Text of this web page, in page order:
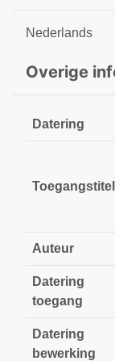
Nederlands
Overige
Datering
Toegangstitel
Auteur
Datering
toegang
Datering
bewerking